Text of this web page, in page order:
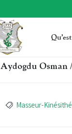
Aydogdu Osman
Masseur-